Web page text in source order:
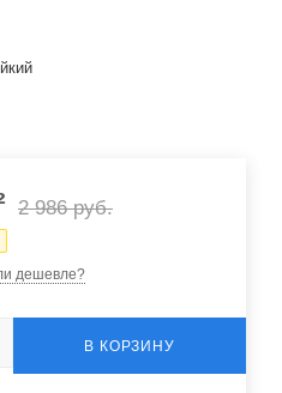
2 986руб.
дешевле?
В КОРЗИНУ